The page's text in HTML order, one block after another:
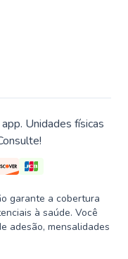
Unidades físicas
garante a cobertura
à saúde. Você
adesão, mensalidades